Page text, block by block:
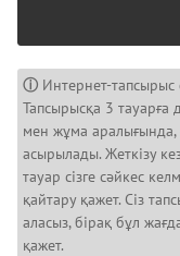
ⓘ Интернет-
Тапсырысқа 3 тауарға
мен жұма аралығында,
асырылады. Жеткізу
тауар сізге сәйкес
қайтару қажет. Сіз
аласыз, бірақ бұл
қажет.